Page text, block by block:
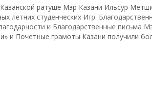
ратуше Мэр Казани Ильсур
летних студенческих Игр.
и Благодарственные письма
и Почетные грамоты Казани получили